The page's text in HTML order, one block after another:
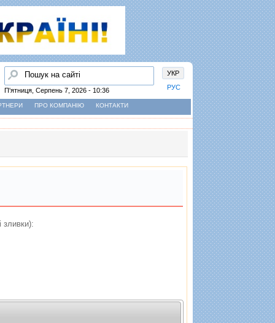
УКР
РУС
Пошук
П'ятниця, Серпень 7, 2026 - 10:36
ПРО КОМПАНІЮ КОНТАКТИ